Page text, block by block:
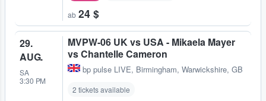
ab 24 $
29.
AUG.
SA
3:30 PM
MVPW-06 UK vs USA - Mikaela Mayer
vs Chantelle Cameron
bp pulse LIVE, Birmingham, Warwickshire, GB
2 tickets available